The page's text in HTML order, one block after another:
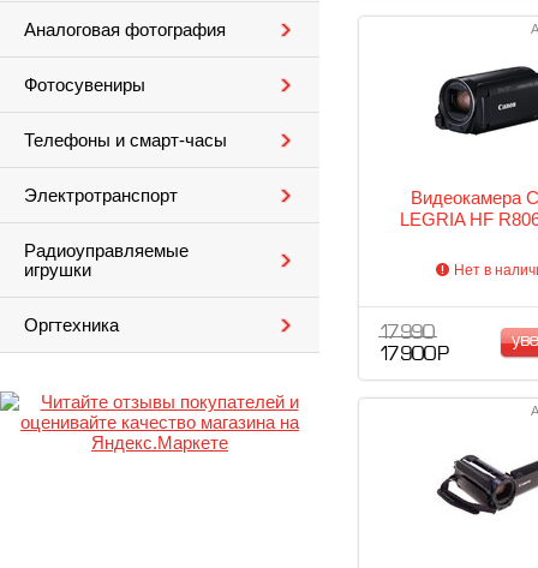
Аналоговая фотография
Фотосувениры
Телефоны и смарт-часы
Электротранспорт
Радиоуправляемые
игрушки
Оргтехника
Видеокамера
LEGRIA HF
Нет в
17 990
17 900 Р